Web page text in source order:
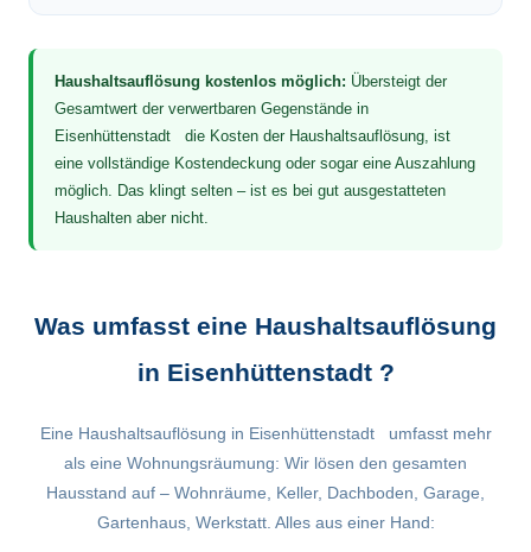
Haushaltsauflösung kostenlos möglich: Übersteigt der
Gesamtwert der verwertbaren Gegenstände in
Eisenhüttenstadt die Kosten der Haushaltsauflösung, ist
eine vollständige Kostendeckung oder sogar eine Auszahlung
möglich. Das klingt selten – ist es bei gut ausgestatteten
Haushalten aber nicht.
Was umfasst eine Haushaltsauflösung
in Eisenhüttenstadt ?
Eine Haushaltsauflösung in Eisenhüttenstadt umfasst mehr
als eine Wohnungsräumung: Wir lösen den gesamten
Hausstand auf – Wohnräume, Keller, Dachboden, Garage,
Gartenhaus, Werkstatt. Alles aus einer Hand: